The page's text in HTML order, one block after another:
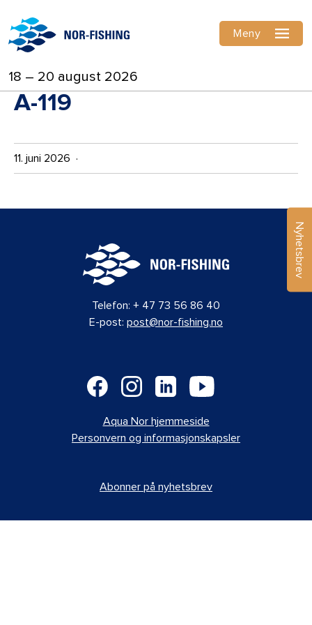
18 – 20 august 2026
Meny
A-119
11. juni 2026 ·
Nyhetsbrev
Telefon: + 47 73 56 86 40
E-post: post@nor-fishing.no
Aqua Nor hjemmeside
Personvern og informasjonskapsler
Abonner på nyhetsbrev